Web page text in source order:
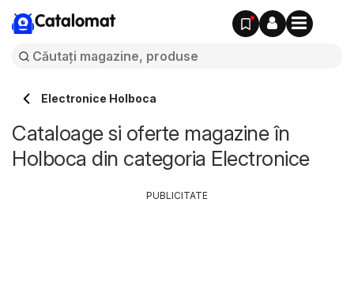
Catalomat
Electronice Holboca
Cataloage si oferte magazine în
Holboca din categoria Electronice
PUBLICITATE